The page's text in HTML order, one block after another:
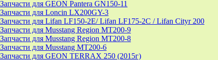
Запчасти для GEON Pantera GN150-11
Запчасти для Loncin LX200GY-3
Запчасти для Lifan LF150-2E/ Lifan LF175-2C / Lifan Cityr 200
Запчасти для Musstang Region MT200-9
Запчасти для Musstang Region MT200-8
Запчасти для Musstang MT200-6
Запчасти для GEON TERRAX 250 (2015г)